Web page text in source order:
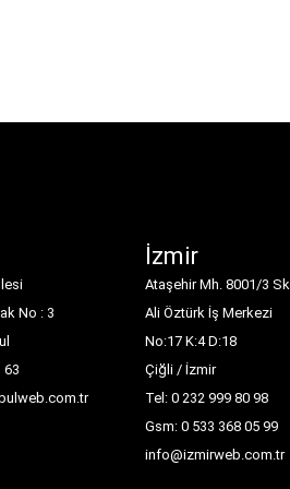
No : 3
63
İzmir
Ataşehir Mh. 8001/3 Sk.
Ali Öztürk İş Merkezi
No:17 K:4 D:18
Çiğli / İzmir
Tel: 0 232 999 80 98
Gsm: 0 533 368 05 99
info@izmirweb.com.tr